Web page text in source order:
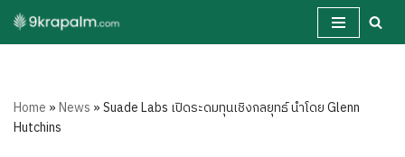
Skip
Home »News »Suade Labs เปิดระดมทุนเชิงกลยุทธ์ นำโดย Glenn
Hutchins